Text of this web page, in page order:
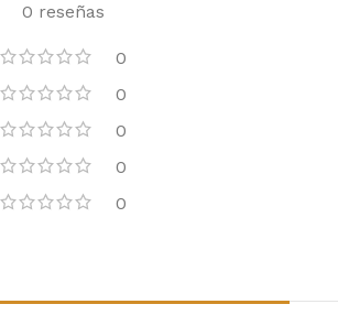
0 reseñas
0
0
0
0
0